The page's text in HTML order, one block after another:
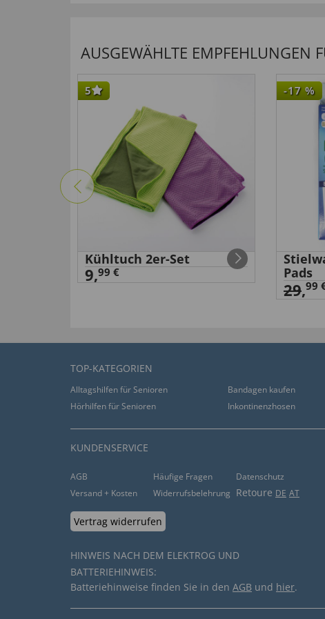
AUSGEWÄHLTE EMPFEHLUNGEN
5
Kühltuch 2er-Set
9,99 €
-17 %
Pads
29,99
TOP-KATEGORIEN
Alltagshilfen für Senioren Bandagen kaufen
Hörhilfen für Senioren
Inkontinenzhosen
KUNDENSERVICE
AGB Häufige Fragen
Datenschutz
Versand + Kosten
Widerrufsbelehrung Retoure DE AT
Vertrag widerrufen
HINWEIS NACH DEM ELEKTROG UND
BATTERIEHINWEIS:
Batteriehinweise finden Sie in den AGB und hier.